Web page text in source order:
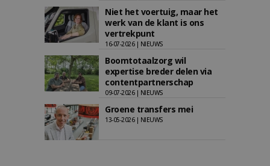
Niet het voertuig, maar het
werk van de klant is ons
vertrekpunt
16-07-2026 | NIEUWS
Boomtotaalzorg wil
expertise breder delen via
contentpartnerschap
09-07-2026 | NIEUWS
Groene transfers mei
13-05-2026 | NIEUWS